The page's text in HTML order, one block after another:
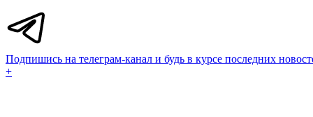
Подпишись на телеграм-канал и будь в курсе последних
+